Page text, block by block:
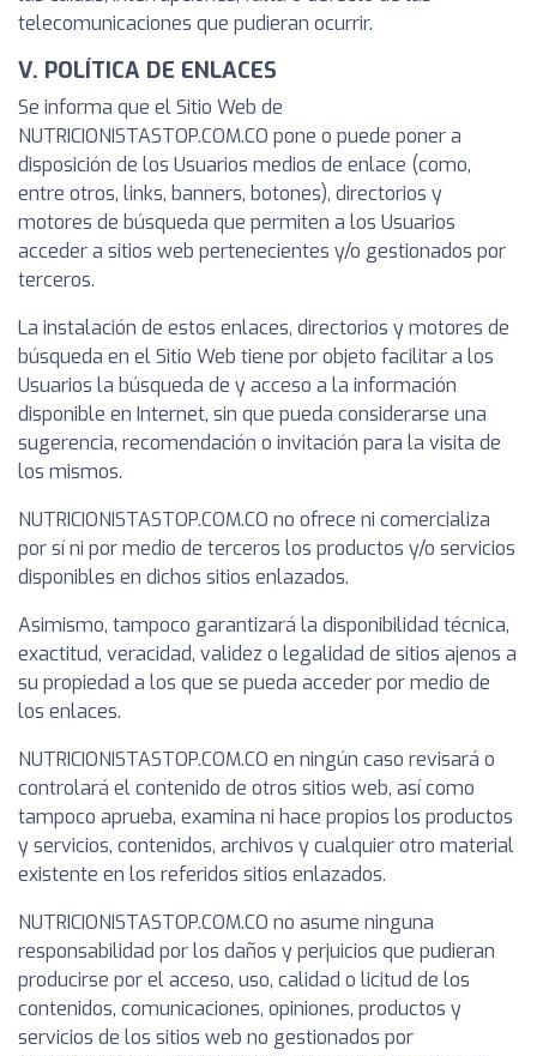
telecomunicaciones que pudieran ocurrir.
V. POLÍTICA DE ENLACES
Se informa que el Sitio Web de
NUTRICIONISTASTOP.COM.CO pone o puede poner a
disposición de los Usuarios medios de enlace (como,
entre otros, links, banners, botones), directorios y
motores de búsqueda que permiten a los Usuarios
acceder a sitios web pertenecientes y/o gestionados por
terceros.
La instalación de estos enlaces, directorios y motores de
búsqueda en el Sitio Web tiene por objeto facilitar a los
Usuarios la búsqueda de y acceso a la información
disponible en Internet, sin que pueda considerarse una
sugerencia, recomendación o invitación para la visita de
los mismos.
NUTRICIONISTASTOP.COM.CO no ofrece ni comercializa
por sí ni por medio de terceros los productos y/o servicios
disponibles en dichos sitios enlazados.
Asimismo, tampoco garantizará la disponibilidad técnica,
exactitud, veracidad, validez o legalidad de sitios ajenos a
su propiedad a los que se pueda acceder por medio de
los enlaces.
NUTRICIONISTASTOP.COM.CO en ningún caso revisará o
controlará el contenido de otros sitios web, así como
tampoco aprueba, examina ni hace propios los productos
y servicios, contenidos, archivos y cualquier otro material
existente en los referidos sitios enlazados.
NUTRICIONISTASTOP.COM.CO no asume ninguna
responsabilidad por los daños y perjuicios que pudieran
producirse por el acceso, uso, calidad o licitud de los
contenidos, comunicaciones, opiniones, productos y
servicios de los sitios web no gestionados por